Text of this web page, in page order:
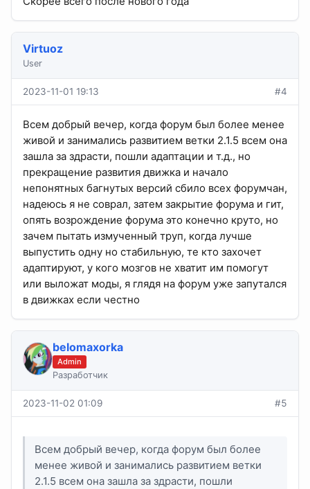
Virtuoz
User
2023-11-01 19:13 #4
Всем добрый вечер, когда форум был более менее
живой и занимались развитием ветки 2.1.5 всем она
зашла за здрасти, пошли адаптации и т.д., но
прекращение развития движка и начало
непонятных багнутых версий сбило всех форумчан,
надеюсь я не соврал, затем закрытие форума и гит,
опять возрождение форума это конечно круто, но
зачем пытать измученный труп, когда лучше
выпустить одну но стабильную, те кто захочет
адаптируют, у кого мозгов не хватит им помогут
или выложат моды, я глядя на форум уже запутался
в движках если честно
belomaxorka
Admin
Разработчик
2023-11-02 01:09 #5
Всем добрый вечер, когда форум был более
менее живой и занимались развитием ветки
2.1.5 всем она зашла за здрасти, пошли